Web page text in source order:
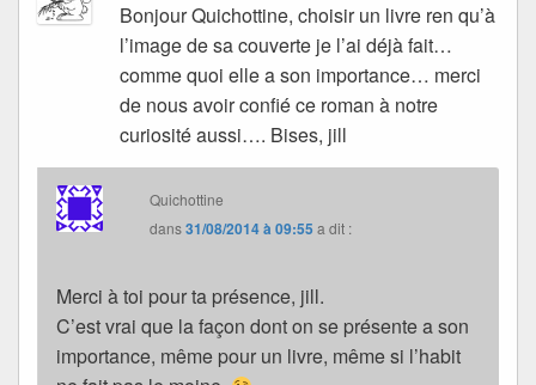
Bonjour Quichottine, choisir un livre ren qu’à
l’image de sa couverte je l’ai déjà fait…
comme quoi elle a son importance… merci
de nous avoir confié ce roman à notre
curiosité aussi…. Bises, jill
Quichottine
dans31/08/2014 à 09:55 a dit :
Merci à toi pour ta présence, jill.
C’est vrai que la façon dont on se présente a son
importance, même pour un livre, même si l’habit